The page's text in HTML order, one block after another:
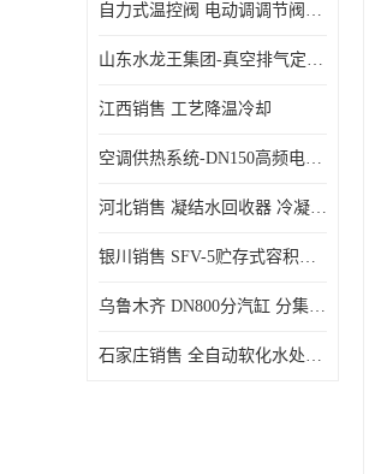
自力式温控阀 电动调调节阀温控阀-济南张夏水暖设备
山东水龙王集团-真空排气定压机组
江西销售 工艺降温冷却
空调供热系统-DN150高频电子水除垢仪
河北销售 凝结水回收器 冷凝水回收器
银川销售 SFV-5贮存式容积式换热器
乌鲁木齐 DN800分汽缸 分集水器
石家庄销售 全自动软化水处理器